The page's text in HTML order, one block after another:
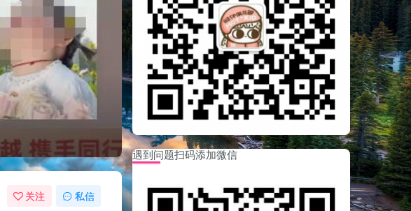
关注 私信
您当前未登录！建议登陆后购买，可保存购买订
单，未登录账号信息只保存15天
遇到问题扫码添加微信